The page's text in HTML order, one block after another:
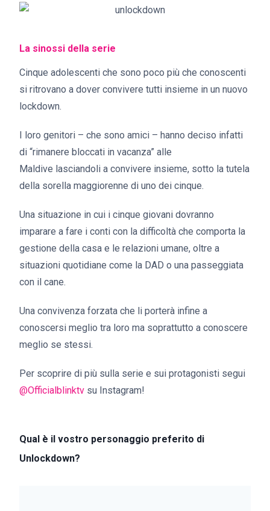
La sinossi della serie
Cinque adolescenti che sono poco più che conoscenti
si ritrovano a dover convivere tutti insieme in un nuovo
lockdown.
I loro genitori – che sono amici – hanno deciso infatti
di “rimanere bloccati in vacanza” alle
Maldive lasciandoli a convivere insieme, sotto la tutela
della sorella maggiorenne di uno dei cinque.
Una situazione in cui i cinque giovani dovranno
imparare a fare i conti con la difficoltà che comporta la
gestione della casa e le relazioni umane, oltre a
situazioni quotidiane come la DAD o una passeggiata
con il cane.
Una convivenza forzata che li porterà infine a
conoscersi meglio tra loro ma soprattutto a conoscere
meglio se stessi.
Per scoprire di più sulla serie e sui protagonisti segui
@Officialblinktv su Instagram!
Qual è il vostro personaggio preferito di
Unlockdown?